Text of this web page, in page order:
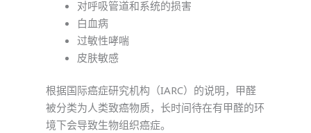
对呼吸管道和系统的损害
白血病
过敏性哮喘
皮肤敏感
根据国际癌症研究机构（IARC）的说明，甲醛
被分类为人类致癌物质，长时间待在有甲醛的环
境下会导致生物组织癌症。